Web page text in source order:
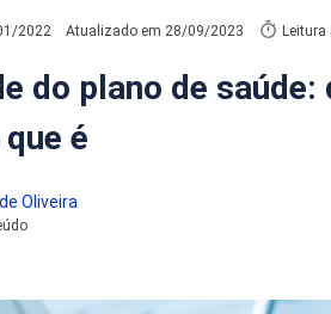
2022 Atualizado em 28/09/2023 Leitura
do plano de saúde:
é
Oliveira